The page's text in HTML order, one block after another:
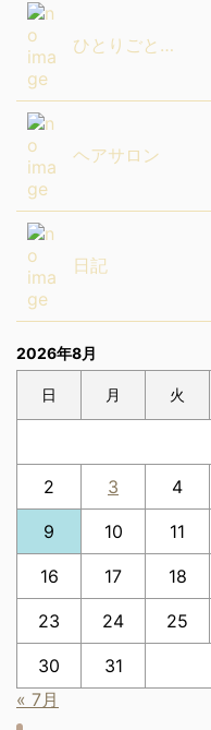
ひとりごと…
ヘアサロン
日記
2026年8月
日 月 火
2 3 4
9 10 11
16 17 18
23 24 25
30
31
« 7月